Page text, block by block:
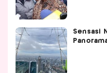
Sensasi